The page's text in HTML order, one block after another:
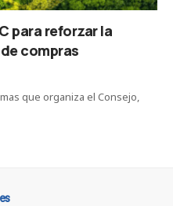
para reforzar la
compras
que organiza el Consejo,